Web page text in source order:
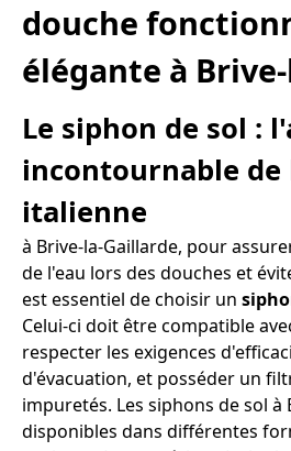
douche
élégante à
Le siphon de sol :
incontournable de
italienne
à Brive-la-Gaillarde, pour
de l'eau lors des douches et
est essentiel de choisir un
Celui-ci doit être compatible
respecter les exigences
d'évacuation, et posséder un
impuretés. Les siphons de sol à
disponibles dans différentes